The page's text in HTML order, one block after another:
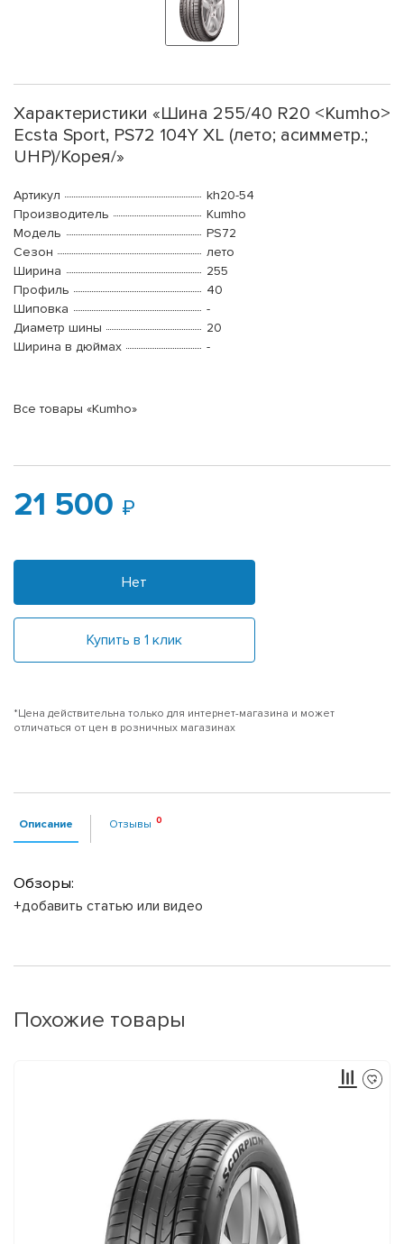
Характеристики «Шина 255/40 R20 <Kumho>
Ecsta Sport, PS72 104Y XL (лето; асимметр.;
UHP)/Корея/»
Артикул
kh20-54
Производитель
Kumho
Модель
PS72
Сезон
лето
Ширина
255
Профиль
40
Шиповка
-
Диаметр шины
20
Ширина в дюймах
-
Все товары «Kumho»
21 500
Нет
Купить в 1 клик
*Цена действительна только для интернет-магазина и может
отличаться от цен в розничных магазинах
Описание Отзывы
Обзоры:
+добавить статью или видео
Похожие товары